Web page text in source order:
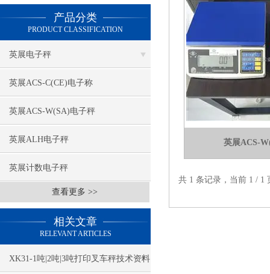
产品分类
PRODUCT CLASSIFICATION
英展电子秤
英展ACS-C(CE)电子称
英展ACS-W(SA)电子秤
英展ALH电子秤
英展计数电子秤
查看更多 >>
相关文章
RELEVANT ARTICLES
XK31-1吨|2吨|3吨打印叉车秤技术资料
英展ACS-
共 1 条记录，当前 1 /